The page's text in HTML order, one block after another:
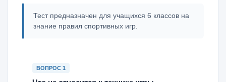
Тест предназначен для учащихся 6 классов на
знание правил спортивных игр.
ВОПРОС 1